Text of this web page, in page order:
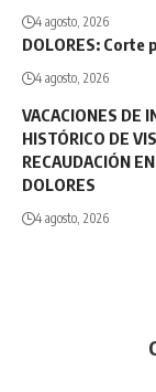
4 agosto, 2026
DOLORES: Corte
4 agosto, 2026
VACACIONES DE
HISTÓRICO DE
RECAUDACIÓN
DOLORES
4 agosto, 2026